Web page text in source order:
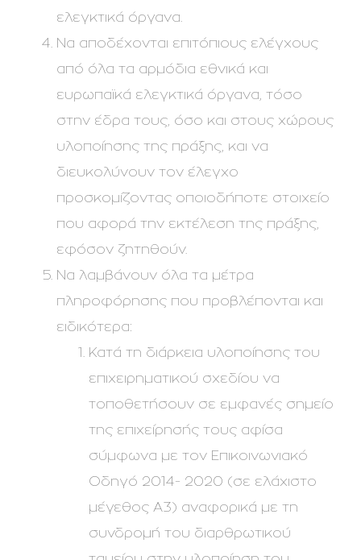
ελεγκτικά όργανα.
Να αποδέχονται επιτόπιους ελέγχους
από όλα τα αρμόδια εθνικά και
ευρωπαϊκά ελεγκτικά όργανα, τόσο
στην έδρα τους, όσο και στους χώρους
υλοποίησης της πράξης, και να
διευκολύνουν τον έλεγχο
προσκομίζοντας οποιοδήποτε στοιχείο
που αφορά την εκτέλεση της πράξης,
εφόσον ζητηθούν.
Να λαμβάνουν όλα τα μέτρα
πληροφόρησης που προβλέπονται και
ειδικότερα:
Κατά τη διάρκεια υλοποίησης του
επιχειρηματικού σχεδίου να
τοποθετήσουν σε εμφανές σημείο
της επιχείρησής τους αφίσα
σύμφωνα με τον Επικοινωνιακό
Οδηγό 2014- 2020 (σε ελάχιστο
μέγεθος Α3) αναφορικά με τη
συνδρομή του διαρθρωτικού